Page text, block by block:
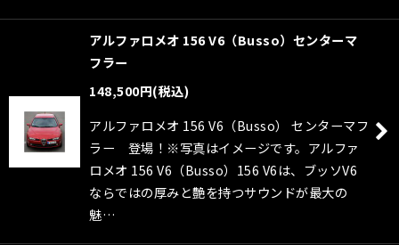
アルファロメオ 156 V6（Busso）センターマ
フラー
148,500円(税込)
アルファロメオ 156 V6（Busso） センターマフ
ラー 登場！※写真はイメージです。アルファ
ロメオ 156 V6（Busso）156 V6は、ブッソV6
ならではの厚みと艶を持つサウンドが最大の
魅…